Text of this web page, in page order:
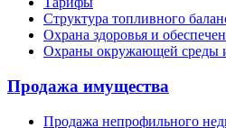
Структура топливного
Охрана здоровья и
Охраны окружающей среды
Продажа имущества
Продажа непрофильного